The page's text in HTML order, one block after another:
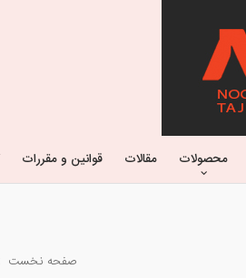
محصولات مقالات قوانین و مقررات
صفحه نخست